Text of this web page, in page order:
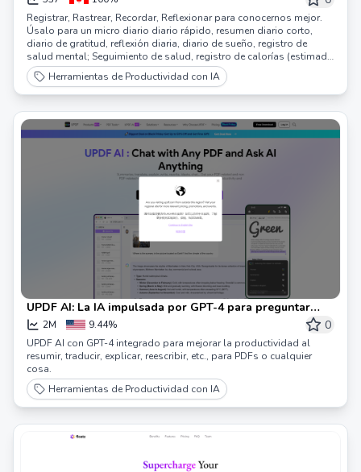
Registrar, Rastrear, Recordar, Reflexionar para conocernos mejor.
Úsalo para un micro diario diario rápido, resumen diario corto,
diario de gratitud, reflexión diaria, diario de sueño, registro de
salud mental; Seguimiento de salud, registro de calorías (estimado
por IA), seguimiento del consumo de cafeína, monitoreo de la
ingesta de azúcar; Gestión de información, organización del
armario, comparación de productos; Aprendizaje asistido por IA,
profesor, escribe preguntas y deja que Stackie.AI responda como tu
amigo.
Herramientas de Productividad con IA
UPDF AI: La IA impulsada por GPT-4 para preguntar
sobre PDF y cualquier cosa.
2M 9.44% 0
UPDF AI con GPT-4 integrado para mejorar la productividad al
resumir, traducir, explicar, reescribir, etc., para PDFs o cualquier
cosa.
Herramientas de Productividad con IA